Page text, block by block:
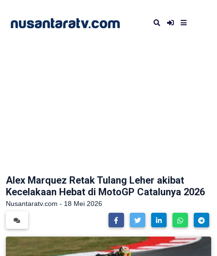
Alex Marquez Retak Tulang Leher akibat
Kecelakaan Hebat di MotoGP Catalunya 2026
Nusantaratv.com - 18 Mei 2026